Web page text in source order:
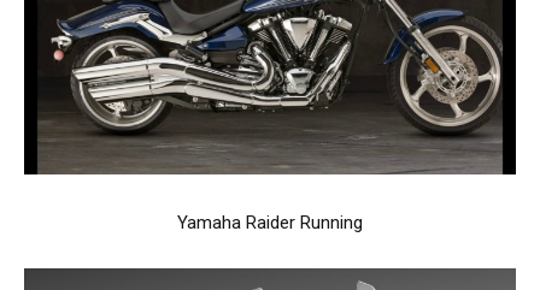
Yamaha Raider Running